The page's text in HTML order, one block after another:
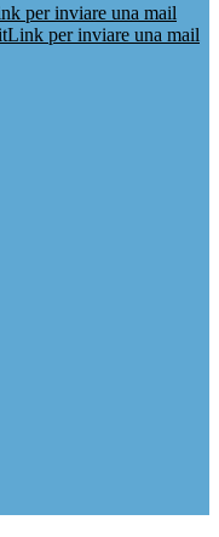
per inviare una mail
Link per inviare una mail